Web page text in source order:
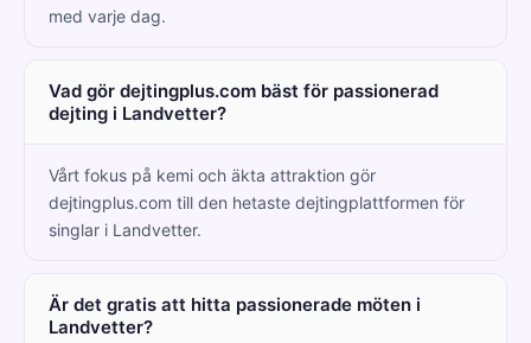
med varje dag.
Vad gör dejtingplus.com bäst för passionerad
dejting i Landvetter?
Vårt fokus på kemi och äkta attraktion gör
dejtingplus.com till den hetaste dejtingplattformen för
singlar i Landvetter.
Är det gratis att hitta passionerade möten i
Landvetter?